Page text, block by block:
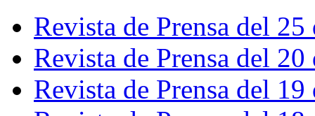
Revista de Prensa del
Revista de Prensa del
Revista de Prensa del